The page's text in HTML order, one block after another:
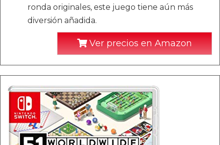
ronda originales, este juego tiene aún más
diversión añadida.
Ver precios en Amazon